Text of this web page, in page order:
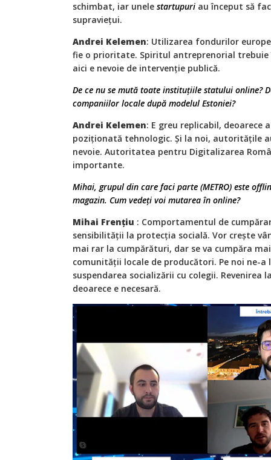
schimbat, iar unele startupuri au început să
supraviețui.
Andrei Kelemen: Utilizarea fondurilor
fie o prioritate. Spiritul antreprenorial
aici e nevoie de intervenție publică.
De ce nu se mută toate instituțiile statului online?
companiilor locale după modelul Estoniei?
Andrei Kelemen: E greu replicabil, deoarece
poziționată tehnologic. Şi la noi, autoritățile
nevoie. Autoritatea pentru Digitalizarea
importante.
Mihai, grupul din care faci parte (METRO) este
magazin. Cum vedeți voi mutarea în online?
Mihai Frențiu : Comportamentul de
sensibilității la protecția socială. Vor crește
mai rar la cumpărături, dar se va cumpăra
comunității locale de producători. Pe noi ne-
suspendarea socializării cu colegii. Revenirea
deoarece e necesară.